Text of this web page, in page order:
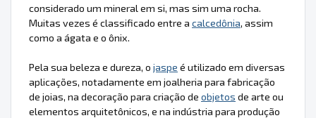
considerado um mineral em si, mas sim uma rocha.
Muitas vezes é classificado entre a calcedônia, assim
como a ágata e o ônix.
Pela sua beleza e dureza, o jaspe é utilizado em diversas
aplicações, notadamente em joalheria para fabricação
de joias, na decoração para criação de objetos de arte ou
elementos arquitetônicos, e na indústria para produção